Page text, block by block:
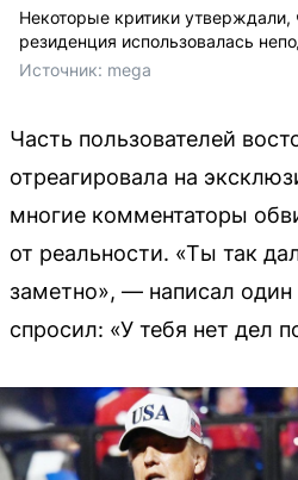
Некоторые критики утверждали,
резиденция использовалась
Источник: mega
Часть пользователей
отреагировала на
многие комментаторы
от реальности. «Ты так
заметно», — написал один
спросил: «У тебя нет дел